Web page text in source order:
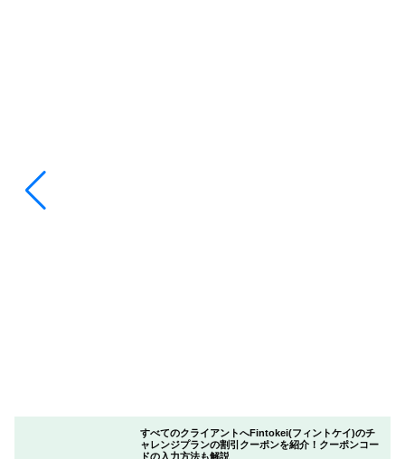
すべてのクライアントへFintokei(フィントケイ)のチ
ャレンジプランの割引クーポンを紹介！クーポンコー
ドの入力方法も解説